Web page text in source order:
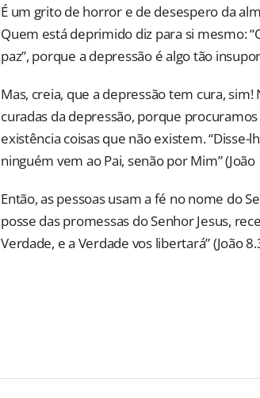
É um grito de horror e de desespero da
Quem está deprimido diz para si mesmo:
paz”, porque a depressão é algo tão
Mas, creia, que a depressão tem cura,
curadas da depressão, porque
existência coisas que não existem. “Disse-
ninguém vem ao Pai, senão por Mim” (João
Então, as pessoas usam a fé no nome do
posse das promessas do Senhor Jesus,
Verdade, e a Verdade vos libertará” (João